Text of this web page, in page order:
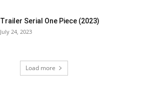
Trailer Serial One Piece (2023)
July 24, 2023
Load more